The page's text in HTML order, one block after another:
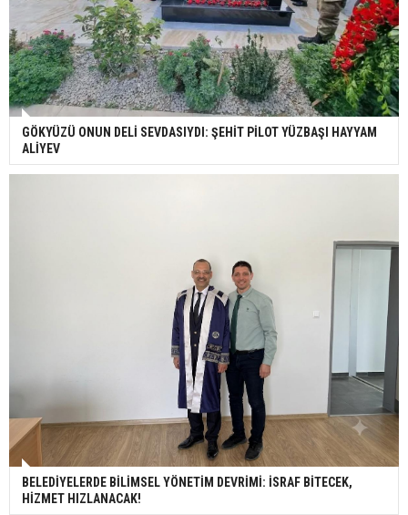
GÖKYÜZÜ ONUN DELİ SEVDASIYDI: ŞEHİT PİLOT YÜZBAŞI HAYYAM
ALİYEV
BELEDİYELERDE BİLİMSEL YÖNETİM DEVRİMİ: İSRAF BİTECEK,
HİZMET HIZLANACAK!